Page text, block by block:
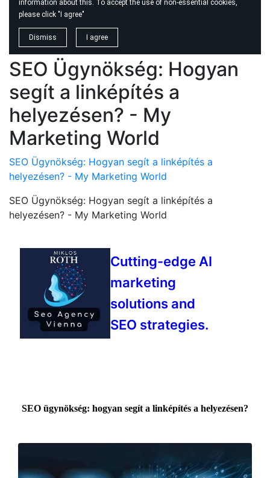
SEO Ügynökség: Hogyan
segít a linképítés a
helyezésen? - My
Marketing World
SEO Ügynökség: Hogyan segít a linképítés a
helyezésen? - My Marketing World
SEO Ügynökség: Hogyan segít a linképítés a
helyezésen? - My Marketing World